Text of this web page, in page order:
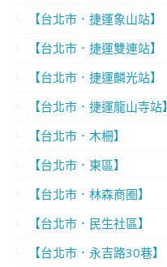
【台北市．捷運象山站】
【台北市．捷運雙連站】
【台北市．捷運麟光站】
【台北市．捷運龍山寺站】
【台北市．木柵】
【台北市．東區】
【台北市．林森商圈】
【台北市．民生社區】
【台北市．永吉路30巷】